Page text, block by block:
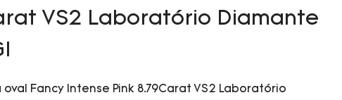
VS2 Laboratório Diamante
Fancy Intense Pink 8.79Carat VS2 Laboratório